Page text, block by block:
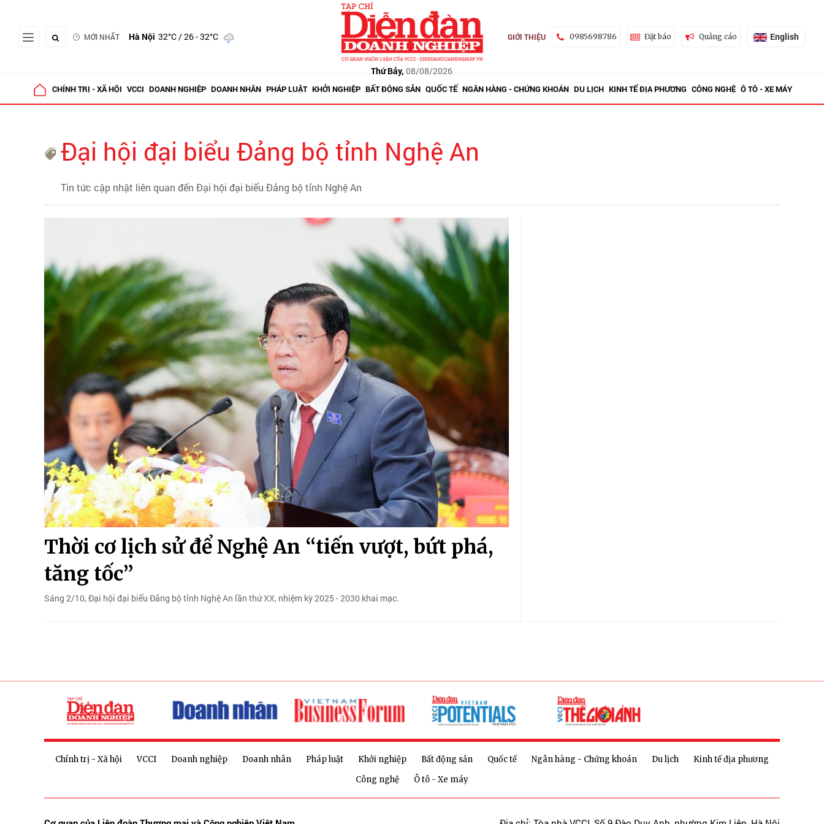
MỚI NHẤT Hà Nội 32°C/ 26 - 32°C
Thứ Bảy, 08/08/2026
GIỚI THIỆU 0985698786 Đặt báo Quảng cáo English
CHÍNH TRỊ - XÃ HỘI VCCI DOANH NGHIỆP DOANH NHÂN PHÁP LUẬT KHỞI NGHIỆP BẤT ĐỘNG SẢN QUỐC TẾ NGÂN HÀNG - CHỨNG KHOÁN DU LỊCH KINH TẾ ĐỊA PHƯƠNG CÔNG NGHỆ Ô TÔ - XE MÁY
Đại hội đại biểu Đảng bộ tỉnh Nghệ An
Tin tức cập nhật liên quan đến Đại hội đại biểu Đảng bộ tỉnh Nghệ An
Thời cơ lịch sử để Nghệ An “tiến vượt, bứt phá,
tăng tốc”
Sáng 2/10, Đại hội đại biểu Đảng bộ tỉnh Nghệ An lần thứ XX, nhiệm kỳ 2025 - 2030 khai mạc.
Chính trị - Xã hội VCCI Doanh nghiệp Doanh nhân Pháp luật Khởi nghiệp Bất động sản Quốc tế Ngân hàng - Chứng khoán Du lịch
Kinh tế địa phương
Công nghệ
Ô tô - Xe máy